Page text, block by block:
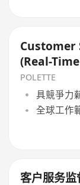
(Real-
POLETTE
具競爭力
全球工作
客户服务